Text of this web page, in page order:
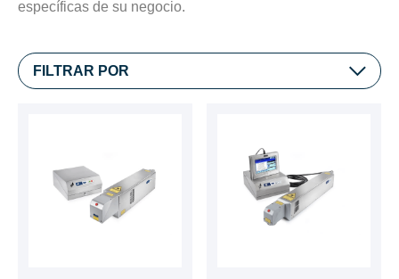
específicas de su negocio.
FILTRAR POR